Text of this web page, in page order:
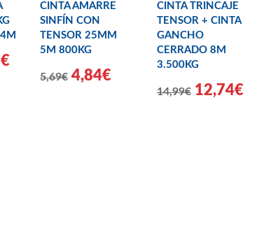
CINTA AMARRE
SINFÍN CON
TENSOR 25MM
5M 800KG
5,69€ 4,84€
CINTA TRINCAJE
TENSOR + CINTA
GANCHO
CERRADO 8M
3.500KG
14,99€ 12,74€